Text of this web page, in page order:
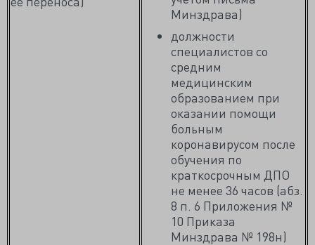
Минздрава)
должности
специалистов со
средним
медицинским
образованием при
оказании помощи
больным
коронавирусом после
обучения по
краткосрочным ДПО
не менее 36 часов (абз.
8 п. 6 Приложения №
10 Приказа
Минздрава № 198н)